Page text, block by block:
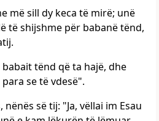
më sill dy keca të mirë; unë
të shijshme për babanë tënd,
babait tënd që ta hajë, dhe
se të vdesë".
nënës së tij: "Ja, vëllai im Esau